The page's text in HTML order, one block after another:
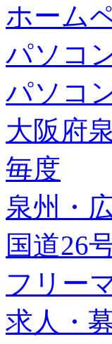
ホーム
パソコ
パソコ
大阪府
毎度
泉州・
国道26
フリー
求人・